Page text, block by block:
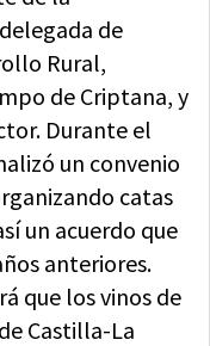
de
Rural,
de Criptana, y
Durante el
un convenio
catas
un acuerdo que
anteriores.
que los vinos de
Castilla-La